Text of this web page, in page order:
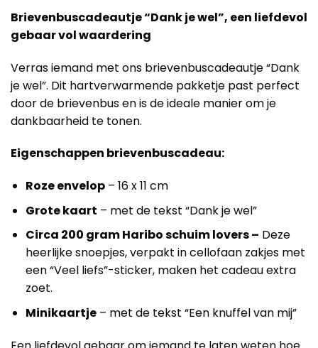
Brievenbuscadeautje “Dank je wel”, een liefdevol
gebaar vol waardering
Verras iemand met ons brievenbuscadeautje “Dank
je wel”. Dit hartverwarmende pakketje past perfect
door de brievenbus en is de ideale manier om je
dankbaarheid te tonen.
Eigenschappen brievenbuscadeau:
Roze envelop– 16 x 11 cm
Grote kaart – met de tekst “Dank je wel”
Circa 200 gram Haribo schuim lovers – Deze
heerlijke snoepjes, verpakt in cellofaan zakjes met
een “Veel liefs”-sticker, maken het cadeau extra
zoet.
Minikaartje– met de tekst “Een knuffel van mij”